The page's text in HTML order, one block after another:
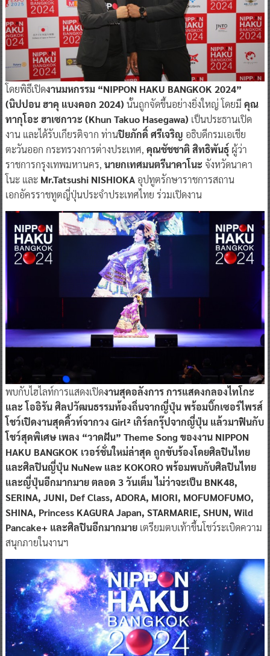
โดยพิธีเปิดงานมหกรรม “NIPPON HAKU BANGKOK 2024”
(นิปปอน ฮาคุ แบงคอก 2024) นั้นถูกจัดขึ้นอย่างยิ่งใหญ่ โดยมี คุณ
ทากุโอะ ฮาเซกาวะ (Khun Takuo Hasegawa) เป็นประธานเปิด
งาน และได้รับเกียรติจาก ท่านปิยภักดิ์ ศรีเจริญ อธิบดีกรมเอเชีย
ตะวันออก กระทรวงการต่างประเทศ, คุณชัชชาติ สิทธิพันธุ์ผู้ว่า
ราชการกรุงเทพมหานคร, นายกเทศมนตรีนาคาโนะ จังหวัดนาคา
โนะ และ Mr.Tatsushi NISHIOKAอุปทูตรักษาราชการสถาน
เอกอัครราชทูตญี่ปุ่นประจำประเทศไทย ร่วมเปิดงาน
พบกับไฮไลท์การแสดงเปิดงานสุดอลังการ การแสดงกลองไทโกะ
และ โออิรัน ศิลปวัฒนธรรมท้องถิ่นจากญี่ปุ่น พร้อมบิ๊กเซอร์ไพรส์
โชว์เปิดงานสุดคิ้วท์จากวง Girl² เกิร์ลกรุ๊ปจากญี่ปุ่น แล้วมาฟินกับ
โชว์สุดพิเศษ เพลง “วาดฝัน” Theme Song ของงาน NIPPON
HAKU BANGKOK เวอร์ชั่นใหม่ล่าสุด ถูกขับร้องโดยศิลปินไทย
และศิลปินญี่ปุ่น NuNew และ KOKORO พร้อมพบกับศิลปินไทย
และญี่ปุ่นอีกมากมาย ตลอด 3 วันเต็ม ไม่ว่าจะเป็น BNK48,
SERINA, JUNI, Def Class, ADORA, MIORI, MOFUMOFUMO,
SHINA, Princess KAGURA Japan, STARMARIE, SHUN, Wild
Pancake+ และศิลปินอีกมากมายเตรียมตบเท้าขึ้นโชว์ระเบิดความ
สนุกภายในงานฯ